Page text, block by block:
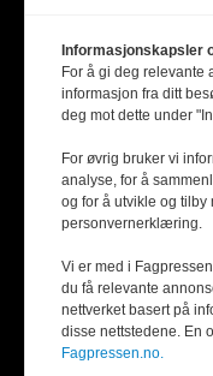
Informasjonskapsler
For å gi deg relevante
informasjon fra ditt
deg mot dette under
For øvrig bruker vi
analyse, for å
og for å utvikle og
personvernerklæring.
Vi er med i
du få relevante
nettverket basert på
disse nettstedene. En
Fagpressen.no.